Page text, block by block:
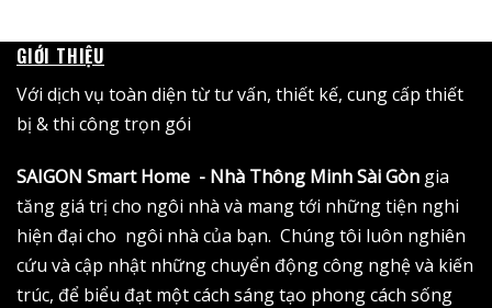
GIỚI THIỆU
Với dịch vụ toàn diện từ tư vấn, thiết kế, cung cấp thiết
bị & thi công trọn gói
SAIGON Smart Home - Nhà Thông Minh Sài Gòn gia
tăng giá trị cho ngôi nhà và mang tới những tiện nghi
hiện đại cho ngôi nhà của bạn. Chúng tôi luôn nghiên
cứu và cập nhật những chuyển động công nghệ và kiến
trúc, để biểu đạt một cách sáng tạo phong cách sống